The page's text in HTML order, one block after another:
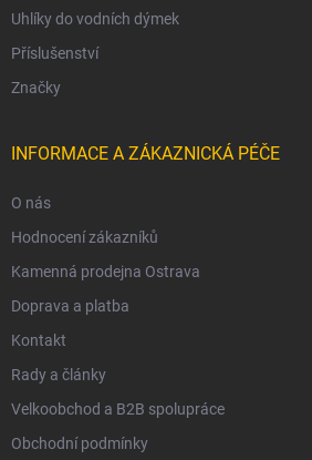
Uhlíky do vodních dýmek
Příslušenství
Značky
INFORMACE A ZÁKAZNICKÁ PÉČE
O nás
Hodnocení zákazníků
Kamenná prodejna Ostrava
Doprava a platba
Kontakt
Rady a články
Velkoobchod a B2B spolupráce
Obchodní podmínky